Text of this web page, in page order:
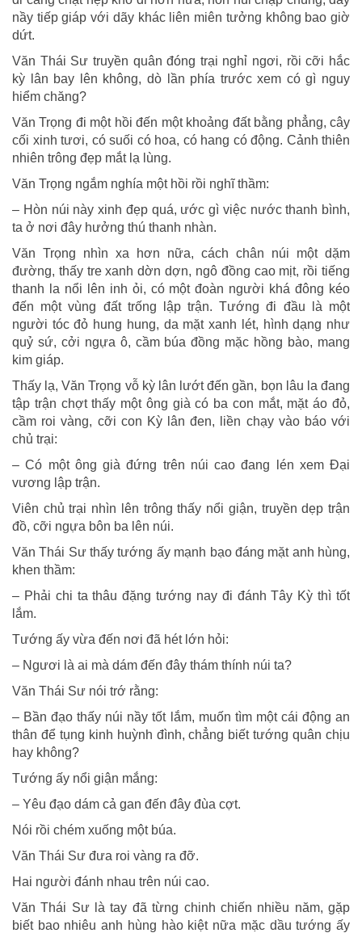
nầy tiếp giáp với dãy khác liên miên tưởng không bao giờ
dứt.
Văn Thái Sư truyền quân đóng trại nghỉ ngơi, rồi cỡi hắc
kỳ lân bay lên không, dò lần phía trước xem có gì nguy
hiểm chăng?
Văn Trọng đi một hồi đến một khoảng đất bằng phẳng, cây
cối xinh tươi, có suối có hoa, có hang có động. Cảnh thiên
nhiên trông đẹp mắt lạ lùng.
Văn Trọng ngắm nghía một hồi rồi nghĩ thầm:
– Hòn núi này xinh đẹp quá, ước gì việc nước thanh bình,
ta ở nơi đây hưởng thú thanh nhàn.
Văn Trọng nhìn xa hơn nữa, cách chân núi một dặm
đường, thấy tre xanh dờn dợn, ngô đồng cao mịt, rồi tiếng
thanh la nổi lên inh ỏi, có một đoàn người khá đông kéo
đến một vùng đất trống lập trận. Tướng đi đầu là một
người tóc đỏ hung hung, da mặt xanh lét, hình dạng như
quỷ sứ, cởi ngựa ô, cầm búa đồng mặc hồng bào, mang
kim giáp.
Thấy lạ, Văn Trọng vỗ kỳ lân lướt đến gần, bọn lâu la đang
tập trận chợt thấy một ông già có ba con mắt, mặt áo đỏ,
cầm roi vàng, cỡi con Kỳ lân đen, liền chạy vào báo với
chủ trại:
– Có một ông già đứng trên núi cao đang lén xem Ðại
vương lập trận.
Viên chủ trại nhìn lên trông thấy nổi giận, truyền dẹp trận
đồ, cỡi ngựa bôn ba lên núi.
Văn Thái Sư thấy tướng ấy mạnh bạo đáng mặt anh hùng,
khen thầm:
– Phải chi ta thâu đặng tướng nay đi đánh Tây Kỳ thì tốt
lắm.
Tướng ấy vừa đến nơi đã hét lớn hỏi:
– Ngươi là ai mà dám đến đây thám thính núi ta?
Văn Thái Sư nói trớ rằng:
– Bần đạo thấy núi nầy tốt lắm, muốn tìm một cái động an
thân để tụng kinh huỳnh đình, chẳng biết tướng quân chịu
hay không?
Tướng ấy nổi giận mắng:
– Yêu đạo dám cả gan đến đây đùa cợt.
Nói rồi chém xuống một búa.
Văn Thái Sư đưa roi vàng ra đỡ.
Hai người đánh nhau trên núi cao.
Văn Thái Sư là tay đã từng chinh chiến nhiều năm, gặp
biết bao nhiêu anh hùng hào kiệt nữa mặc dầu tướng ấy